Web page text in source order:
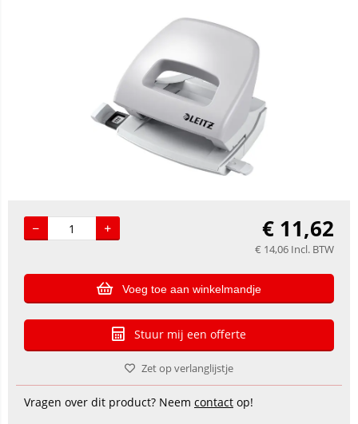
€ 11,62
€ 14,06 Incl. BTW
Voeg toe aan winkelmandje
Stuur mij een offerte
Zet op verlanglijstje
Vragen over dit product? Neem contact op!